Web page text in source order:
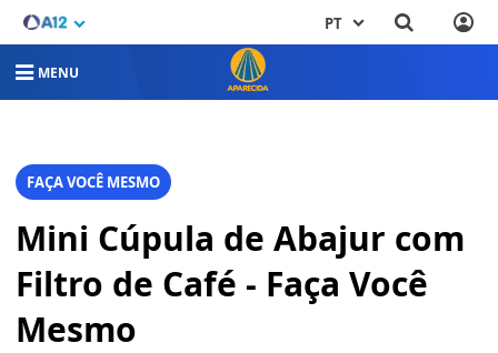
PT
MENU
FAÇA VOCÊ MESMO
Mini Cúpula de Abajur com
Filtro de Café - Faça Você
Mesmo